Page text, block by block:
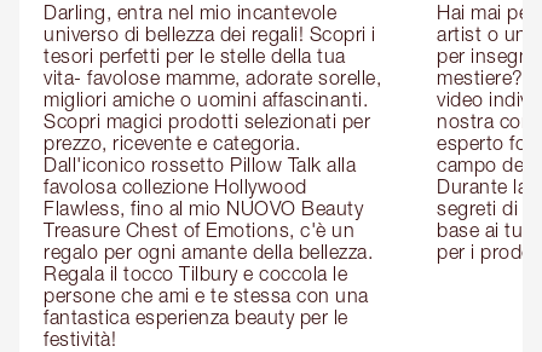
Darling, entra nel mio incantevole
universo di bellezza dei regali! Scopri i
tesori perfetti per le stelle della tua
vita- favolose mamme, adorate sorelle,
migliori amiche o uomini affascinanti.
Scopri magici prodotti selezionati per
prezzo, ricevente e categoria.
Dall'iconico rossetto Pillow Talk alla
favolosa collezione Hollywood
Flawless, fino al mio NUOVO Beauty
Treasure Chest of Emotions, c'è un
regalo per ogni amante della bellezza.
Regala il tocco Tilbury e coccola le
persone che ami e te stessa con una
fantastica esperienza beauty per le
festività!
Hai mai
artist o un
per
mestiere?
video
nostra
esperto
campo del
Durante la
segreti di
base ai
per i